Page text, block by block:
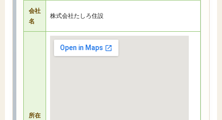
会社
名
株式会社たしろ住設
所在